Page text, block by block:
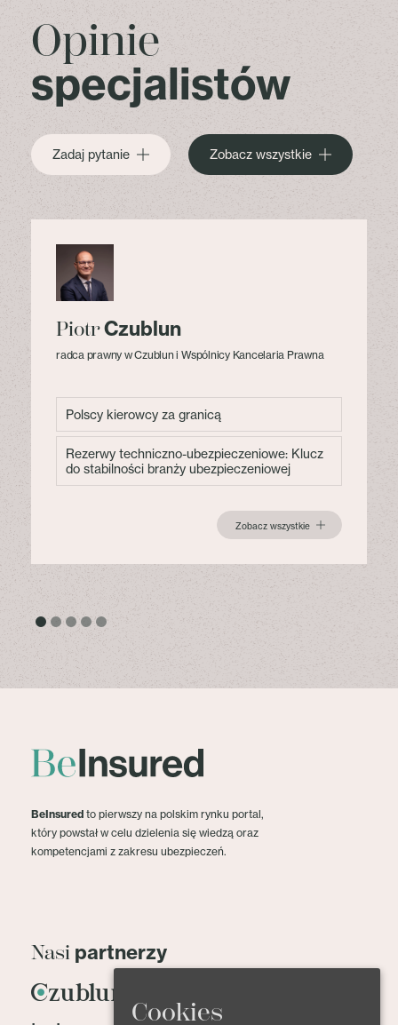
Opinie
specjalistów
Zadaj pytanie Zobacz wszystkie
PiotrCzublun
radca prawny w Czublun i Wspólnicy Kancelaria Prawna
Polscy kierowcy za granicą
Rezerwy techniczno-ubezpieczeniowe: Klucz
do stabilności branży ubezpieczeniowej
Zobacz wszystkie
BeInsured to pierwszy na polskim rynku portal,
który powstał w celu dzielenia się wiedzą oraz
kompetencjami z zakresu ubezpieczeń.
Nasi partnerzy
Cookies